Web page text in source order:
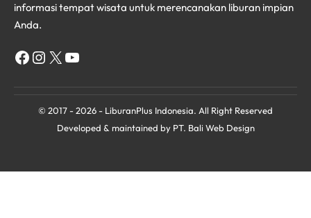
informasi tempat wisata untuk merencanakan liburan impian
Anda.
Facebook
Instagram
X YouTube
© 2017 - 2026 - LiburanPlus Indonesia. All Right Reserved
Developed & maintained by PT. Bali Web Design